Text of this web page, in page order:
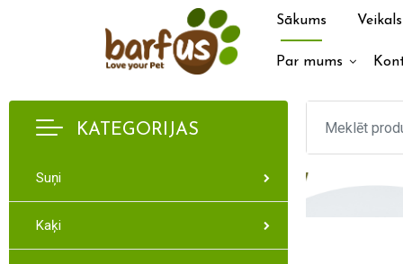
Sākums Veikals
Par mums
KATEGORIJAS
Suņi
Kaķi